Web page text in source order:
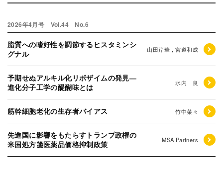
2026年4月号 Vol.44 No.6
脂質への嗜好性を調節するヒスタミンシ
グナル
山田芹華，宮道和成
予期せぬアルキル化リボザイムの発見―
進化分子工学の醍醐味とは
水内 良
筋幹細胞老化の生存者バイアス 竹中菜々
先進国に影響をもたらすトランプ政権の
米国処方箋医薬品価格抑制政策
MSA Partners